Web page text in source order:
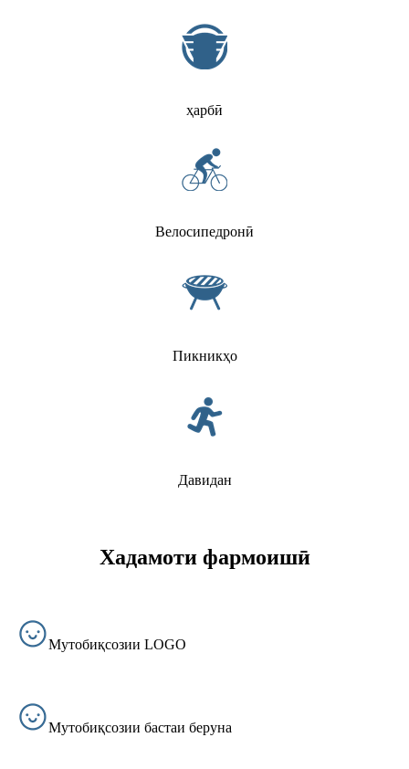
ҳарбӣ
Велосипедронӣ
Пикникҳо
Давидан
Хадамоти фармоишӣ
Мутобиқсозии LOGO
Мутобиқсозии бастаи беруна